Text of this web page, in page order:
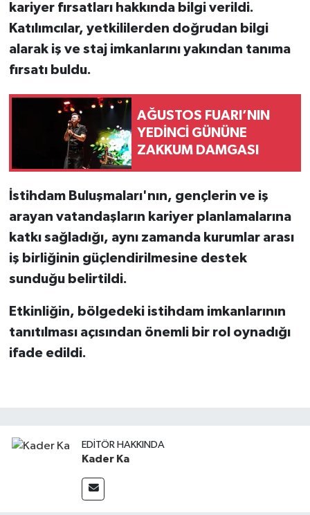
kariyer fırsatları hakkında bilgi verildi.
Katılımcılar, yetkililerden doğrudan bilgi
alarak iş ve staj imkanlarını yakından tanıma
fırsatı buldu.
AĞUSTOS FUARI’NIN
YEDİNCİ GÜNÜNE
ZAKKUM DAMGASI
İstihdam Buluşmaları'nın, gençlerin ve iş
arayan vatandaşların kariyer planlamalarına
katkı sağladığı, aynı zamanda kurumlar arası
iş birliğinin güçlendirilmesine destek
sunduğu belirtildi.
Etkinliğin, bölgedeki istihdam imkanlarının
tanıtılması açısından önemli bir rol oynadığı
ifade edildi.
EDITÖR HAKKINDA
Kader Ka